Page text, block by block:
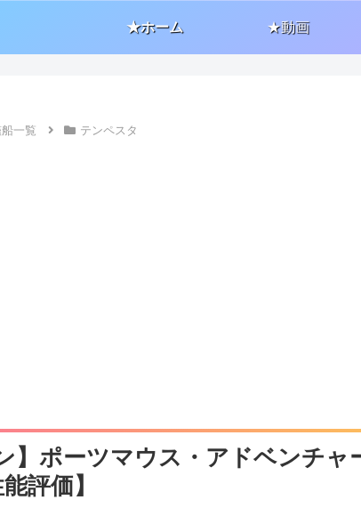
★ホーム ★動画
一覧 テンペスタ
】ポーツマウス・アドベンチ
評価】